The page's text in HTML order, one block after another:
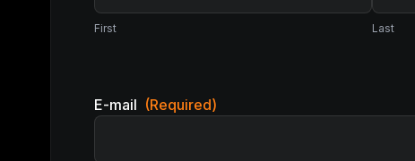
First Last
E-mail (Required)